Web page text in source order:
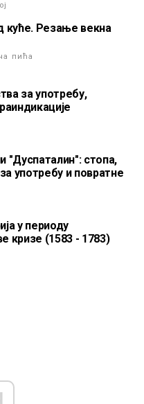
куће. Резање векна
пића
за употребу,
"Дуспаталин": стопа,
употребу и повратне
у периоду
кризе (1583 - 1783)